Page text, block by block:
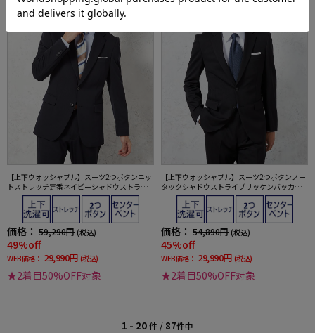
【上下ウォッシャブル】スーツ2つボタンニッ
トストレッチ定番ネイビーシャドウストライ
プリッケンバッカー【i-Suit-アイスーツ-】通
価格： 59,290円 (税込)
49%off
WEB価格： 29,990円 (税込)
★2着目50%OFF対象
【上下ウォッシャブル】スーツ2つボタンノー
タックシャドウストライプリッケンバッカー
価格： 54,890円 (税込)
45%off
WEB価格： 29,990円 (税込)
★2着目50%OFF対象
1 - 20件 / 87件中